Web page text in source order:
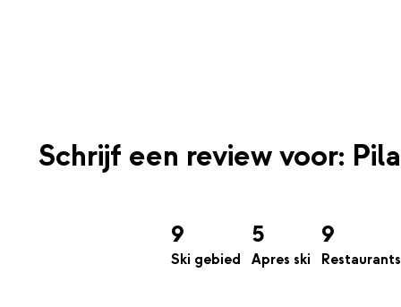
Schrijf een review voor: Pila
9
Ski gebied
5
Apres ski
9
Restaurants